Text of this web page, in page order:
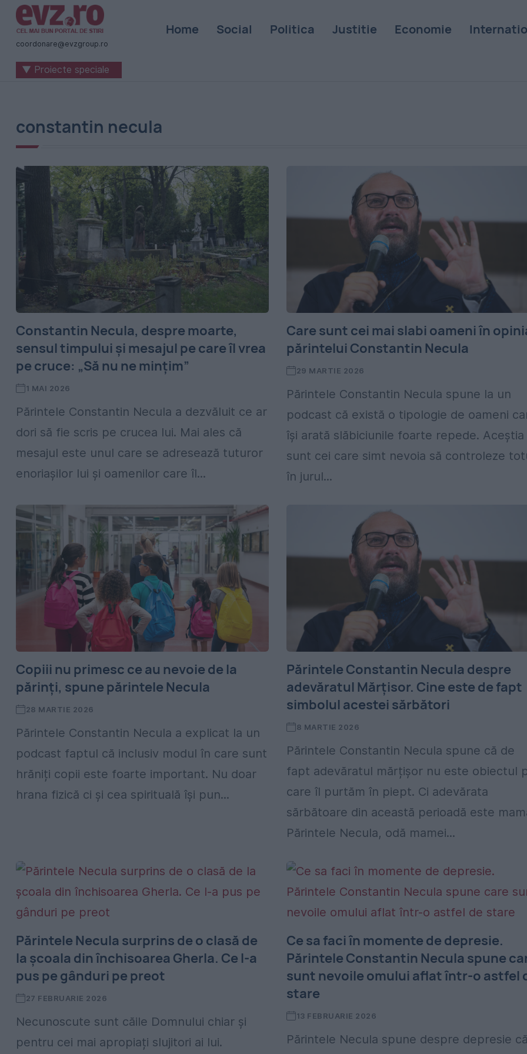
Știri
naționale
internaționale
-
Zilei
coordonare@evzgroup.ro
Home Social Politica Justitie Economie
▼ Proiecte speciale
constantin necula
Constantin Necula, despre moarte,
sensul timpului și mesajul pe care îl vrea
pe cruce: „Să nu ne mințim”
1 MAI 2026
Părintele Constantin Necula a dezvăluit ce ar
dori să fie scris pe crucea lui. Mai ales că
mesajul este unul care se adresează tuturor
enoriașilor lui și oamenilor care îl...
Care sunt cei mai slabi oameni în
părintelui Constantin Necula
29 MARTIE 2026
Părintele Constantin Necula spune la un
podcast că există o tipologie de oameni
își arată slăbiciunile foarte repede. Aceștia
sunt cei care simt nevoia să controleze
în jurul...
Copiii nu primesc ce au nevoie de la
părinți, spune părintele Necula
28 MARTIE 2026
Părintele Constantin Necula a explicat la un
podcast faptul că inclusiv modul în care sunt
hrăniți copii este foarte important. Nu doar
hrana fizică ci și cea spirituală își pun...
Părintele Constantin Necula despre
adevăratul Mărțisor. Cine este de fapt
simbolul acestei sărbători
8 MARTIE 2026
Părintele Constantin Necula spune că de
fapt adevăratul mărțișor nu este obiectul
care îl purtăm în piept. Ci adevărata
sărbătoare din această perioadă este
Părintele Necula, odă mamei...
Părintele Necula surprins de o clasă de
la școala din închisoarea Gherla. Ce l-a
pus pe gânduri pe preot
27 FEBRUARIE 2026
Necunoscute sunt căile Domnului chiar și
pentru cei mai apropiați slujitori ai lui.
Ce sa faci în momente de depresie.
Părintele Constantin Necula spune
sunt nevoile omului aflat într-o astfel
stare
13 FEBRUARIE 2026
Părintele Necula spune despre depresie